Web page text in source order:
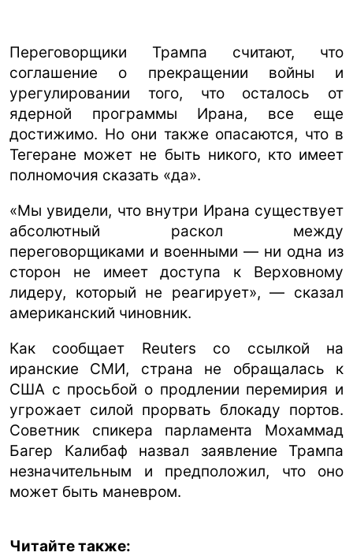
Переговорщики Трампа считают, что
соглашение о прекращении войны и
урегулировании того, что осталось от
ядерной программы Ирана, все еще
достижимо. Но они также опасаются, что в
Тегеране может не быть никого, кто имеет
полномочия сказать «да».
«Мы увидели, что внутри Ирана существует
абсолютный раскол между
переговорщиками и военными — ни одна из
сторон не имеет доступа к Верховному
лидеру, который не реагирует», — сказал
американский чиновник.
Как сообщает Reuters со ссылкой на
иранские СМИ, страна не обращалась к
США с просьбой о продлении перемирия и
угрожает силой прорвать блокаду портов.
Советник спикера парламента Мохаммад
Багер Калибаф назвал заявление Трампа
незначительным и предположил, что оно
может быть маневром.
Читайте также: